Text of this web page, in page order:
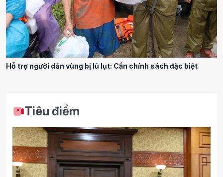
Hỗ trợ người dân vùng bị lũ lụt: Cần chính sách đặc biệt
Tiêu điểm